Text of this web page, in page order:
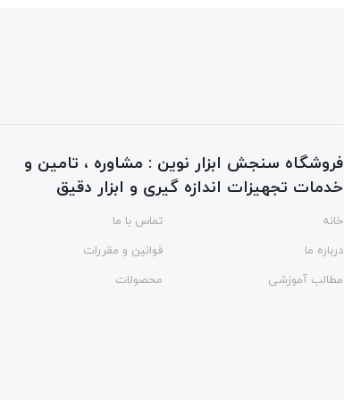
فروشگاه سنجش ابزار نوین : مشاوره ، تامین و
خدمات تجهیزات اندازه گیری و ابزار دقیق
خانه
تماس با ما
درباره ما
قوانین و مقررات
مطالب آموزشی
محصولات